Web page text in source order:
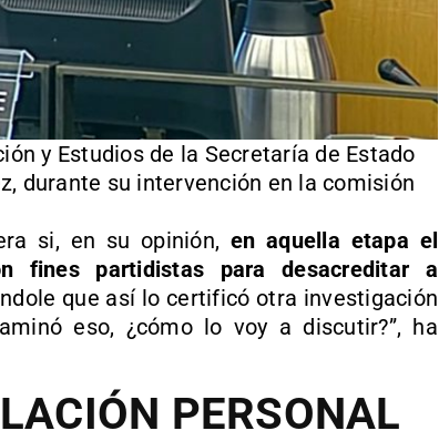
y Estudios de la Secretaría de Estado
durante su intervención en la comisión
si, en su opinión, en aquella etapa el
fines partidistas para desacreditar a
que así lo certificó otra investigación
eso, ¿cómo lo voy a discutir?”, ha
PERSONAL